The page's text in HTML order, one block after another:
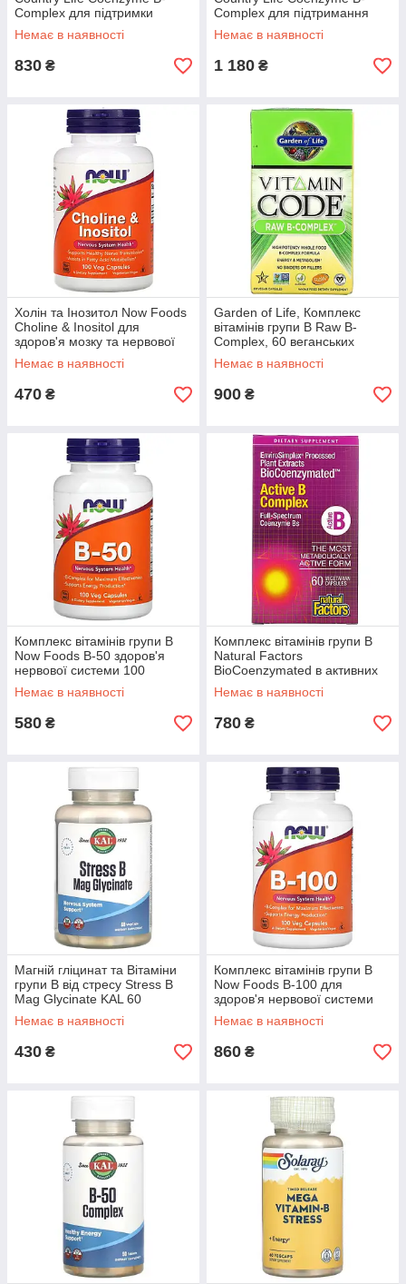
Complex для підтримки
енергії 60 веганських капсул
Немає в наявності
830 ₴
Complex для підтримання
енергії 120 веганських капсул
Немає в наявності
1 180 ₴
Холін та Інозитол Now Foods
Choline & Inositol для
здоров'я мозку та нервової
системи 100 рослинних
капсул
Немає в наявності
470 ₴
Garden of Life, Комплекс
вітамінів групи B Raw B-
Complex, 60 веганських
капсул
Немає в наявності
900 ₴
Комплекс вітамінів групи B
Now Foods В-50 здоров'я
нервової системи 100
рослинних капсул
Немає в наявності
580 ₴
Комплекс вітамінів групи B
Natural Factors
BioCoenzymated в активних
формах 60 вегетаріанських
капсул
Немає в наявності
780 ₴
Магній гліцинат та Вітаміни
групи B від стресу Stress B
Mag Glycinate KAL 60
вегетаріанських капсул
Немає в наявності
430 ₴
Комплекс вітамінів групи B
Now Foods B-100 для
здоров'я нервової системи
100 рослинних капсул
Немає в наявності
860 ₴